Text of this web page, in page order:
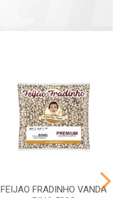
FEIJAO FRADINHO VANDA